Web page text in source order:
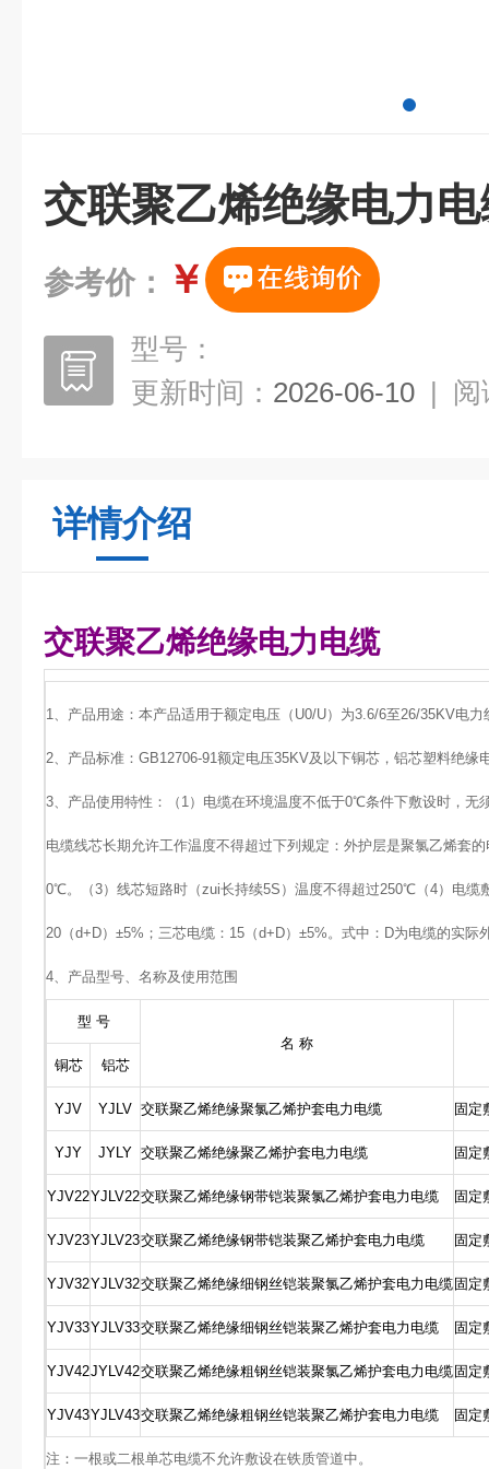
交联聚乙烯绝缘电力
参考价： ￥
型号：
更新时间： 2026-06-10 | 阅
详情介绍
交联聚乙烯绝缘电力电缆
1、产品用途：本产品适用于额定电压（U0/U）为3.6/6至26/35KV电
2、产品标准：GB12706-91额定电压35KV及以下铜芯，铝芯塑料绝缘
3、产品使用特性：（1）电缆在环境温度不低于0℃条件下敷设时，无
电缆线芯长期允许工作温度不得超过下列规定：外护层是聚氯乙烯套
0℃。（3）线芯短路时（zui长持续5S）温度不得超过250℃（4）电缆
20（d+D）±5%；三芯电缆：15（d+D）±5%。式中：D为电缆的实际
4、产品型号、名称及使用范围
型 号
名 称
铜芯
铝芯
YJV YJLV 交联聚乙烯绝缘聚氯乙烯护套电力电缆 固定
YJY JYLY 交联聚乙烯绝缘聚乙烯护套电力电缆 固定
YJV22YJLV22交联聚乙烯绝缘钢带铠装聚氯乙烯护套电力电缆 固定
YJV23YJLV23交联聚乙烯绝缘钢带铠装聚乙烯护套电力电缆 固定
YJV32YJLV32交联聚乙烯绝缘细钢丝铠装聚氯乙烯护套电力电缆 固定
YJV33YJLV33交联聚乙烯绝缘细钢丝铠装聚乙烯护套电力电缆 固定
YJV42JYLV42交联聚乙烯绝缘粗钢丝铠装聚氯乙烯护套电力电缆 固定
YJV43YJLV43交联聚乙烯绝缘粗钢丝铠装聚乙烯护套电力电缆 固定
注：一根或二根单芯电缆不允许敷设在铁质管道中。